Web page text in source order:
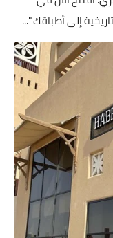
إلى أطباقك "...